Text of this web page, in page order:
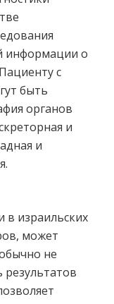
информации о
с
быть
органов
и
и
в израильских
может
не